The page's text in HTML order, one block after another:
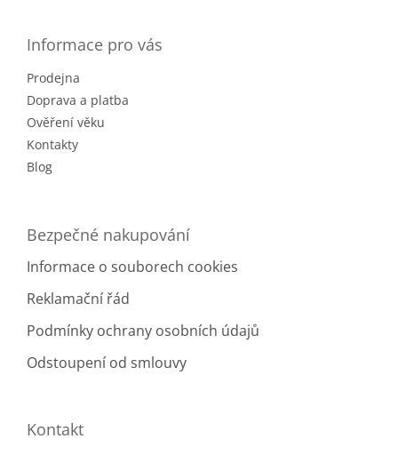
Informace pro vás
Prodejna
Doprava a platba
Ověření věku
Kontakty
Blog
Bezpečné nakupování
Informace o souborech cookies
Reklamační řád
Podmínky ochrany osobních údajů
Odstoupení od smlouvy
Kontakt